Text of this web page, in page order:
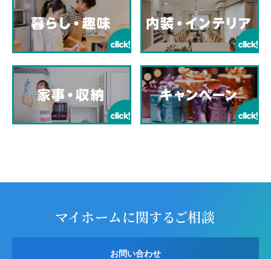
マイホームに関するご相談
お問い合わせ